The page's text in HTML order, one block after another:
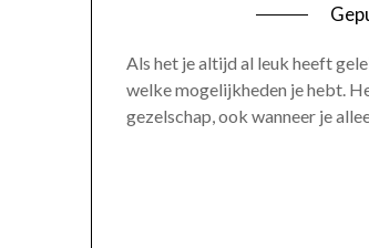
Als het je altijd al leuk heeft
welke mogelijkheden je hebt.
gezelschap, ook wanneer je